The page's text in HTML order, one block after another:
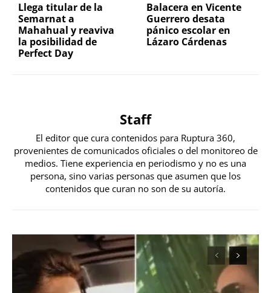
Llega titular de la
Semarnat a
Mahahual y reaviva
la posibilidad de
Perfect Day
Balacera en Vicente
Guerrero desata
pánico escolar en
Lázaro Cárdenas
Staff
El editor que cura contenidos para Ruptura 360,
provenientes de comunicados oficiales o del monitoreo de
medios. Tiene experiencia en periodismo y no es una
persona, sino varias personas que asumen que los
contenidos que curan no son de su autoría.